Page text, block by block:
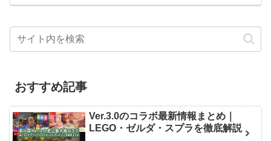
おすすめ記事
Ver.3.0のコラボ最新情報まとめ｜
LEGO・ゼルダ・スプラを徹底解説